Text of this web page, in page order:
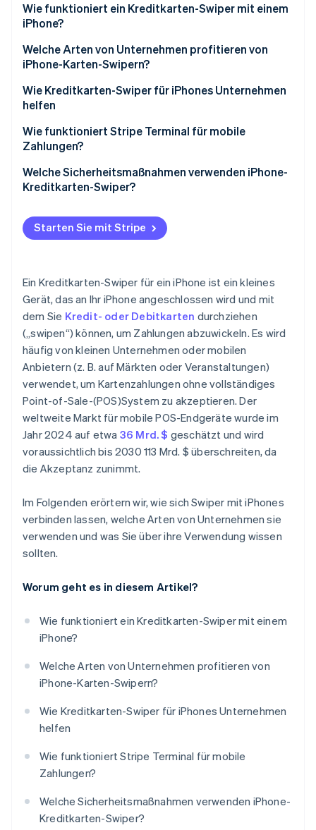
Stripe-Sessions 2026
Erfahren Sie, wie Stripe Lösungen für die
Jetzt ansehen
Wie funktioniert ein Kreditkarten-Swiper mit einem
iPhone?
Welche Arten von Unternehmen profitieren von
iPhone-Karten-Swipern?
Wie Kreditkarten-Swiper für iPhones Unternehmen
helfen
Wie funktioniert Stripe Terminal für mobile
Zahlungen?
Welche Sicherheitsmaßnahmen verwenden iPhone-
Kreditkarten-Swiper?
Starten Sie mit Stripe
Ein Kreditkarten-Swiper für ein iPhone ist ein kleines
Gerät, das an Ihr iPhone angeschlossen wird und mit
dem Sie Kredit- oder Debitkarten durchziehen
(„swipen“) können, um Zahlungen abzuwickeln. Es wird
häufig von kleinen Unternehmen oder mobilen
Anbietern (z. B. auf Märkten oder Veranstaltungen)
verwendet, um Kartenzahlungen ohne vollständiges
Point-of-Sale-(POS)System zu akzeptieren. Der
weltweite Markt für mobile POS-Endgeräte wurde im
Jahr 2024 auf etwa 36 Mrd. $ geschätzt und wird
voraussichtlich bis 2030 113 Mrd. $ überschreiten, da
die Akzeptanz zunimmt.
Im Folgenden erörtern wir, wie sich Swiper mit iPhones
verbinden lassen, welche Arten von Unternehmen sie
verwenden und was Sie über ihre Verwendung wissen
sollten.
Worum geht es in diesem Artikel?
Wie funktioniert ein Kreditkarten-Swiper mit einem
iPhone?
Welche Arten von Unternehmen profitieren von
iPhone-Karten-Swipern?
Wie Kreditkarten-Swiper für iPhones Unternehmen
helfen
Wie funktioniert Stripe Terminal für mobile
Zahlungen?
Welche Sicherheitsmaßnahmen verwenden iPhone-
Kreditkarten-Swiper?